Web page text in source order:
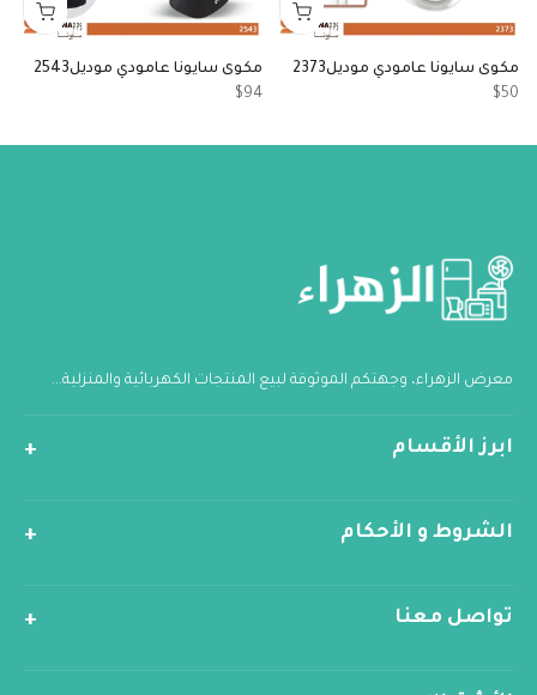
مكوى سايونا عامودي موديل2373
$50
مكوى سايونا عامودي موديل2543
$94
معرض الزهراء، وجهتكم الموثوقة لبيع المنتجات الكهربائية والمنزلية...
ابرز الأقسام
الشروط و الأحكام
تواصل معنا